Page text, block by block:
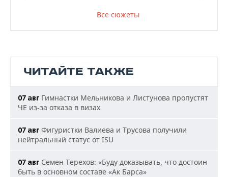
Все сюжеты
ЧИТАЙТЕ ТАКЖЕ
07 авг Гимнастки Мельникова и Листунова пропустят
ЧЕ из-за отказа в визах
07 авг Фигуристки Валиева и Трусова получили
нейтральный статус от ISU
07 авг Семен Терехов: «Буду доказывать, что достоин
быть в основном составе «Ак Барса»